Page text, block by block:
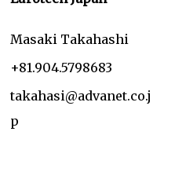
Masaki Takahashi
+81.904.5798683
takahasi@advanet.co.j
p